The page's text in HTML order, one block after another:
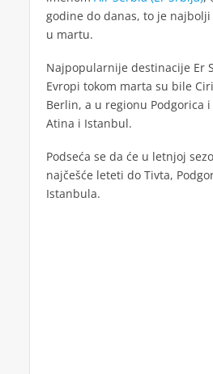
godine do danas, to je
u martu.
Najpopularnije destinacije Er
Evropi tokom marta su bile
Berlin, a u regionu Podgorica
Atina i Istanbul.
Podseća se da će u letnjoj
najčešće leteti do Tivta,
Istanbula.